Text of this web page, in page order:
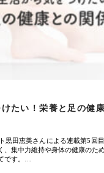
たい！栄養と足の健
黒田恵美さんによる連載第5回
、集中力維持や身体の健康のた
です。…